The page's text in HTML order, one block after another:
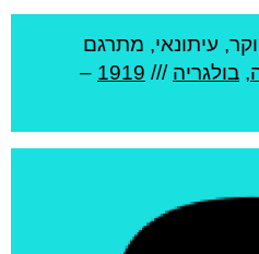
עיתונאי, מתרגם
, בולגריה ///
1919
–